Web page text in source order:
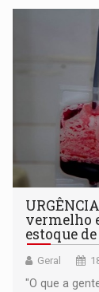
vermelho
estoque
Geral
"O que a